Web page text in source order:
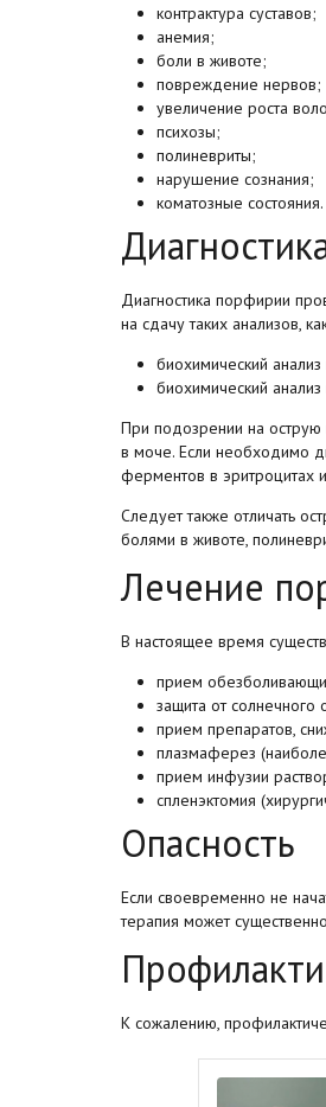
контрактура суставов;
анемия;
боли в животе;
повреждение нервов;
увеличение роста
психозы;
полиневриты;
нарушение сознания;
коматозные состояния.
Диагностика порфирии
на сдачу таких анализов,
биохимический анализ
биохимический
При подозрении на
в моче. Если необходимо
ферментов в эритроцитах
Следует также отличать
болями в животе,
Лечение
В настоящее время
прием
защита от солнечного
прием препаратов,
плазмаферез
прием инфузии
спленэктомия
Опасность
Если своевременно не
терапия может
К сожалению,